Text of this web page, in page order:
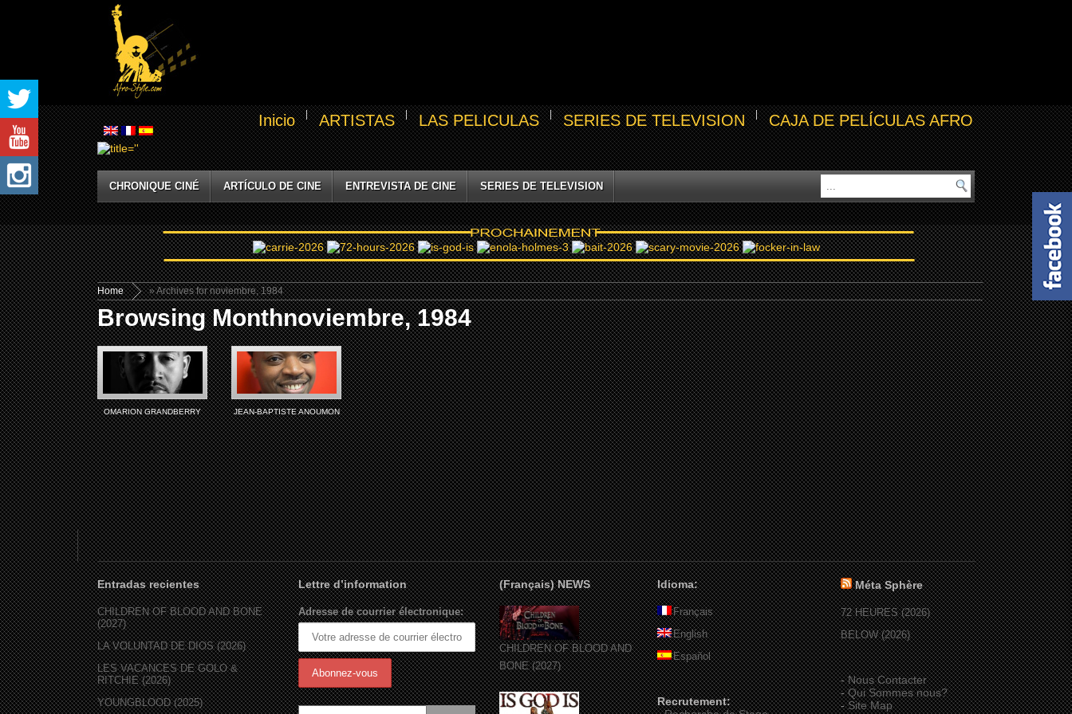
Inicio ARTISTAS LAS PELICULAS SERIES DE TELEVISION CAJA DE PELÍCULAS AFRO
CHRONIQUE CINÉ ARTÍCULO DE CINE ENTREVISTA DE CINE SERIES DE TELEVISION
Home » Archives for noviembre, 1984
Browsing Monthnoviembre, 1984
OMARION GRANDBERRY JEAN-BAPTISTE ANOUMON
Entradas recientes
CHILDREN OF BLOOD AND BONE
(2027)
LA VOLUNTAD DE DIOS (2026)
LES VACANCES DE GOLO &
RITCHIE (2026)
YOUNGBLOOD (2025)
Lettre d’information
Adresse de courrier électronique:
(Français) NEWS
CHILDREN OF BLOOD AND
BONE (2027)
Idioma:
Français
English
Español
Recrutement:
Méta Sphère
72 HEURES (2026)
BELOW (2026)
-Nous Contacter
-Qui Sommes nous?
-Site Map